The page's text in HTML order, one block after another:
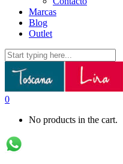
Marcas
Blog
Outlet
0
No products in the cart.